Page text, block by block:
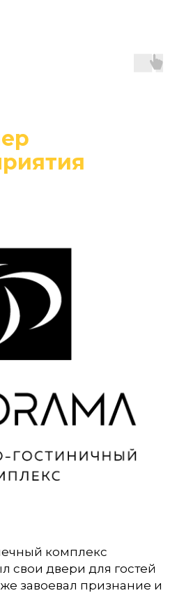
комплекс
свои двери для гостей
же завоевал признание и